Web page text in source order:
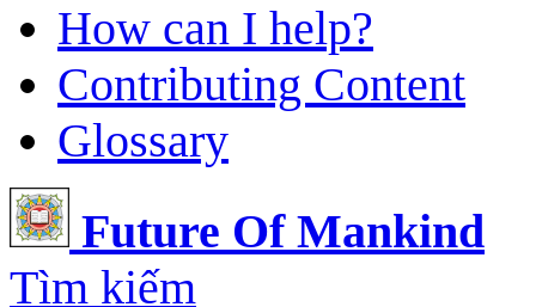
How can I help?
Contributing Content
Glossary
Future Of Mankind
Tìm kiếm